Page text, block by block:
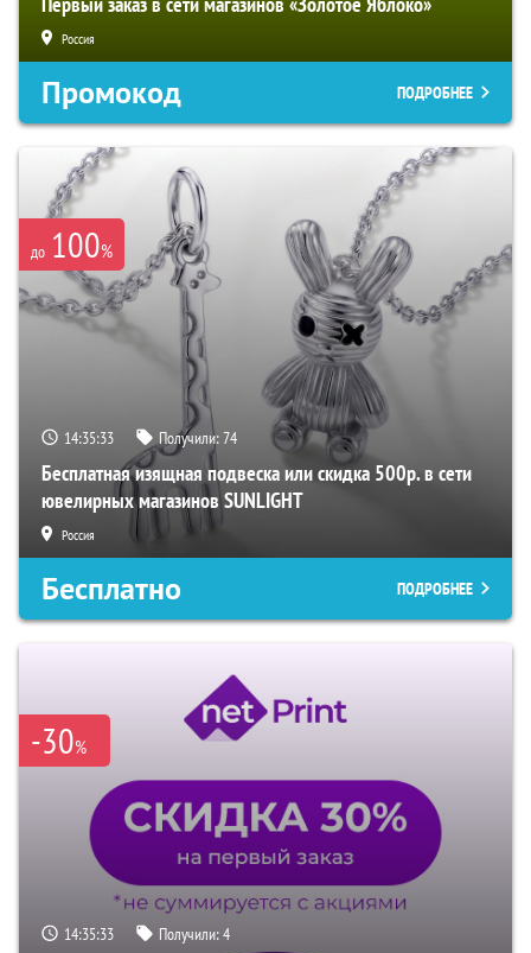
Россия
Промокод ПОДРОБНЕЕ
до 100%
14:35:32 Получили:74
Бесплатная изящная подвеска или скидка 500р. в сети
ювелирных магазинов SUNLIGHT
Россия
Бесплатно ПОДРОБНЕЕ
-30%
14:35:32 Получили:4